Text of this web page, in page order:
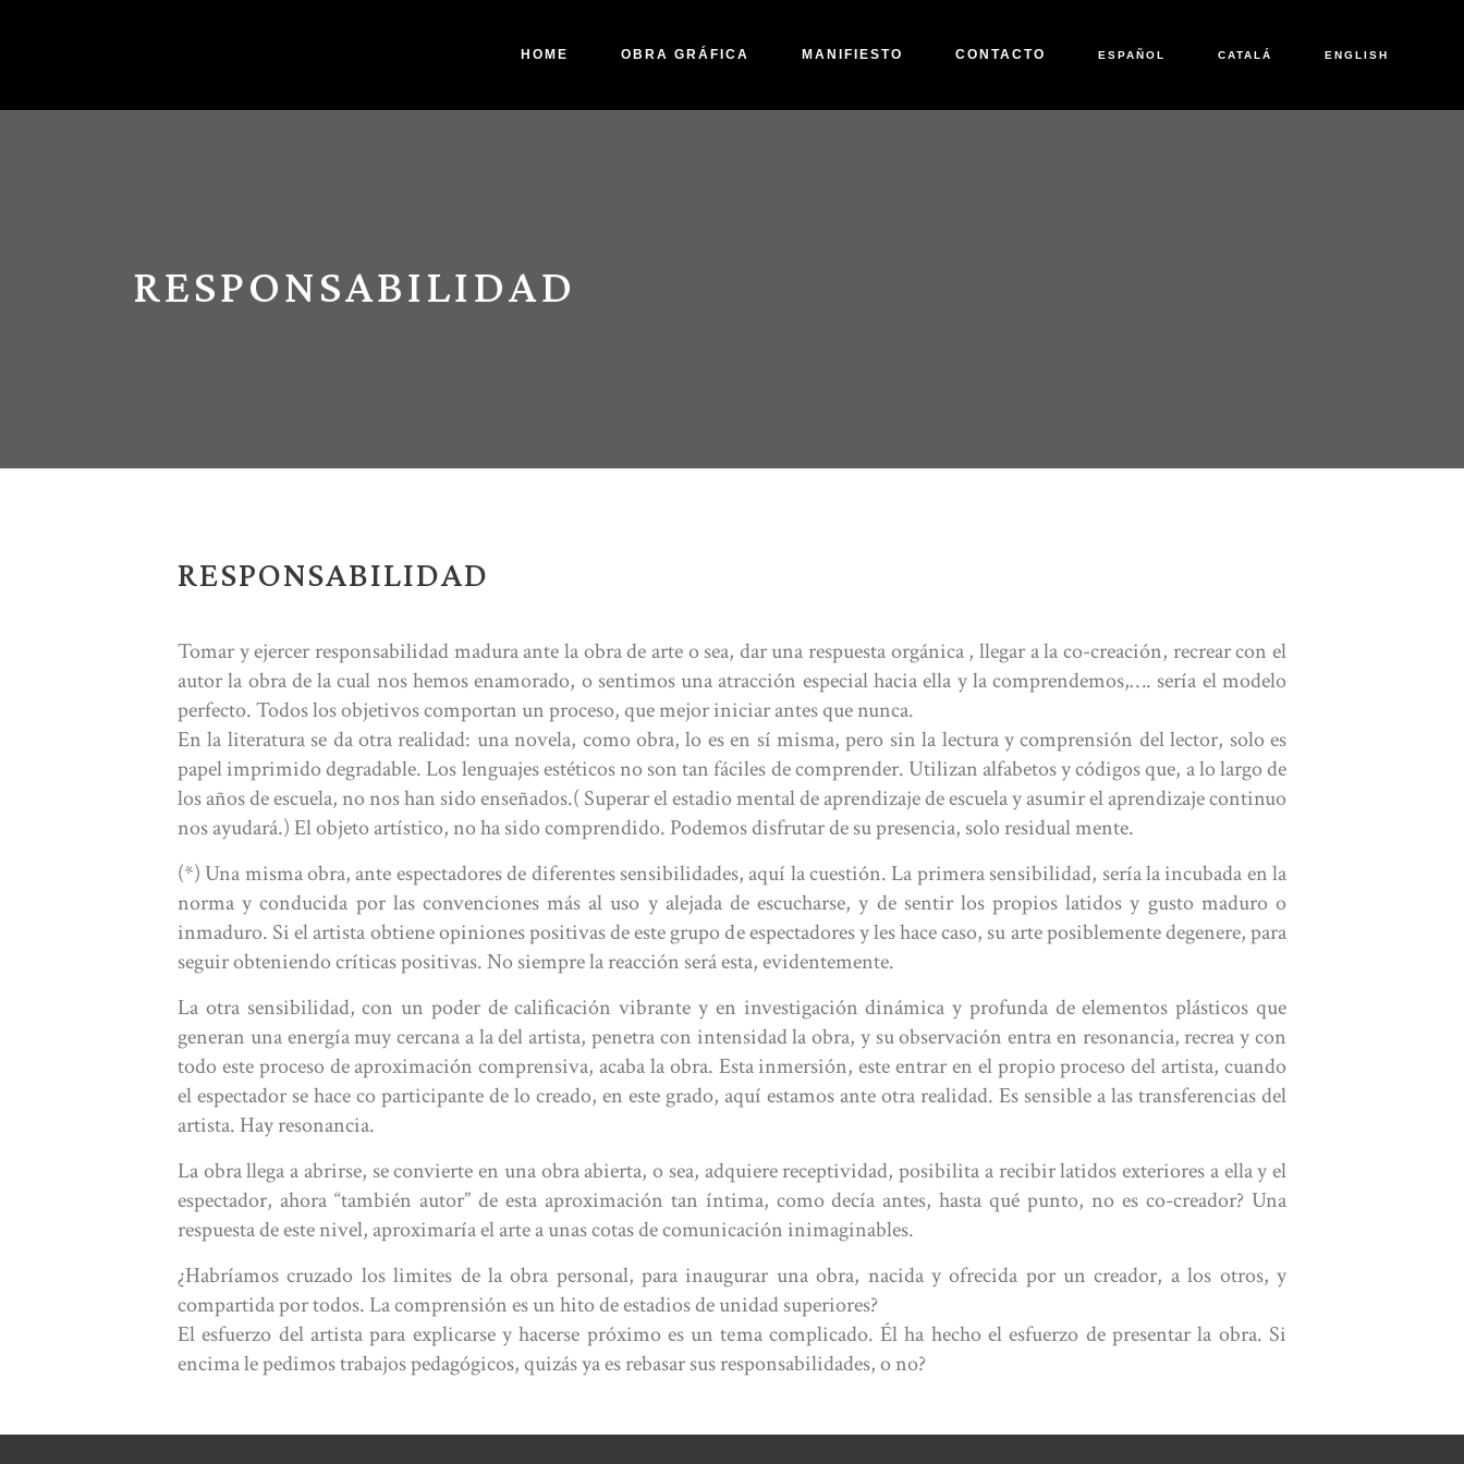
HOME OBRA GRÁFICA MANIFIESTO CONTACTO ESPAÑOL CATALÁ ENGLISH
RESPONSABILIDAD
RESPONSABILIDAD
Tomar y ejercer responsabilidad madura ante la obra de arte o sea, dar una respuesta orgánica , llegar a la co-creación, recrear con el
autor la obra de la cual nos hemos enamorado, o sentimos una atracción especial hacia ella y la comprendemos,…. sería el modelo
perfecto. Todos los objetivos comportan un proceso, que mejor iniciar antes que nunca.
En la literatura se da otra realidad: una novela, como obra, lo es en sí misma, pero sin la lectura y comprensión del lector, solo es
papel imprimido degradable. Los lenguajes estéticos no son tan fáciles de comprender. Utilizan alfabetos y códigos que, a lo largo de
los años de escuela, no nos han sido enseñados.( Superar el estadio mental de aprendizaje de escuela y asumir el aprendizaje continuo
nos ayudará.) El objeto artístico, no ha sido comprendido. Podemos disfrutar de su presencia, solo residual mente.
(*) Una misma obra, ante espectadores de diferentes sensibilidades, aquí la cuestión. La primera sensibilidad, sería la incubada en la
norma y conducida por las convenciones más al uso y alejada de escucharse, y de sentir los propios latidos y gusto maduro o
inmaduro. Si el artista obtiene opiniones positivas de este grupo de espectadores y les hace caso, su arte posiblemente degenere, para
seguir obteniendo críticas positivas. No siempre la reacción será esta, evidentemente.
La otra sensibilidad, con un poder de calificación vibrante y en investigación dinámica y profunda de elementos plásticos que
generan una energía muy cercana a la del artista, penetra con intensidad la obra, y su observación entra en resonancia, recrea y con
todo este proceso de aproximación comprensiva, acaba la obra. Esta inmersión, este entrar en el propio proceso del artista, cuando
el espectador se hace co participante de lo creado, en este grado, aquí estamos ante otra realidad. Es sensible a las transferencias del
artista. Hay resonancia.
La obra llega a abrirse, se convierte en una obra abierta, o sea, adquiere receptividad, posibilita a recibir latidos exteriores a ella y el
espectador, ahora “también autor” de esta aproximación tan íntima, como decía antes, hasta qué punto, no es co-creador? Una
respuesta de este nivel, aproximaría el arte a unas cotas de comunicación inimaginables.
¿Habríamos cruzado los limites de la obra personal, para inaugurar una obra, nacida y ofrecida por un creador, a los otros, y
compartida por todos. La comprensión es un hito de estadios de unidad superiores?
El esfuerzo del artista para explicarse y hacerse próximo es un tema complicado. Él ha hecho el esfuerzo de presentar la obra. Si
encima le pedimos trabajos pedagógicos, quizás ya es rebasar sus responsabilidades, o no?